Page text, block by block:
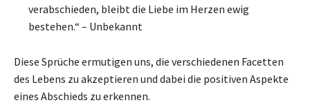
verabschieden, bleibt die Liebe im Herzen ewig
bestehen.“ – Unbekannt
Diese Sprüche ermutigen uns, die verschiedenen Facetten
des Lebens zu akzeptieren und dabei die positiven Aspekte
eines Abschieds zu erkennen.